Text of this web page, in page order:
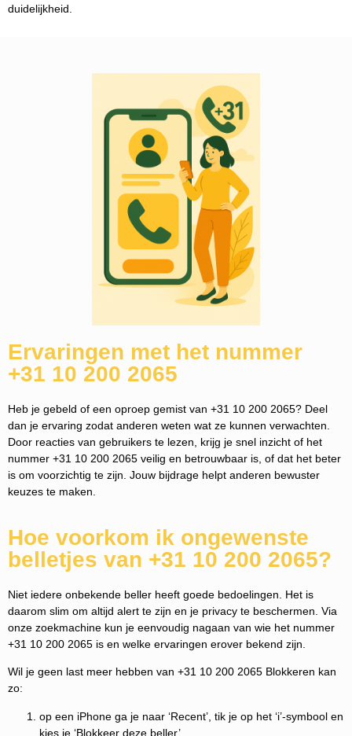
duidelijkheid.
Ervaringen met het nummer
+31 10 200 2065
Heb je gebeld of een oproep gemist van +31 10 200 2065? Deel
dan je ervaring zodat anderen weten wat ze kunnen verwachten.
Door reacties van gebruikers te lezen, krijg je snel inzicht of het
nummer +31 10 200 2065 veilig en betrouwbaar is, of dat het beter
is om voorzichtig te zijn. Jouw bijdrage helpt anderen bewuster
keuzes te maken.
Hoe voorkom ik ongewenste
belletjes van +31 10 200 2065?
Niet iedere onbekende beller heeft goede bedoelingen. Het is
daarom slim om altijd alert te zijn en je privacy te beschermen. Via
onze zoekmachine kun je eenvoudig nagaan van wie het nummer
+31 10 200 2065 is en welke ervaringen erover bekend zijn.
Wil je geen last meer hebben van +31 10 200 2065 Blokkeren kan
zo:
op een iPhone ga je naar ‘Recent’, tik je op het ‘i’-symbool en
kies je ‘Blokkeer deze beller’.